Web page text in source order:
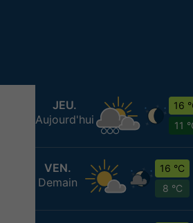
JEU.
Aujourd'hui
16
11
VEN.
Demain
16 °C
8 °C